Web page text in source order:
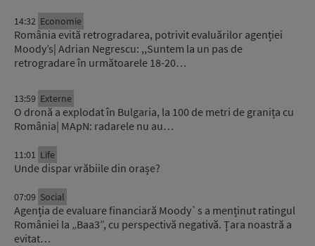
14:32 Economie
România evită retrogradarea, potrivit evaluărilor agenției
Moody’s| Adrian Negrescu: ,,Suntem la un pas de
retrogradare în următoarele 18-20…
13:59 Externe
O dronă a explodat în Bulgaria, la 100 de metri de granița cu
România| MApN: radarele nu au…
11:01 Life
Unde dispar vrăbiile din orașe?
07:09 Social
Agenția de evaluare financiară Moody`s a menținut ratingul
României la „Baa3”, cu perspectivă negativă. Țara noastră a
evitat…